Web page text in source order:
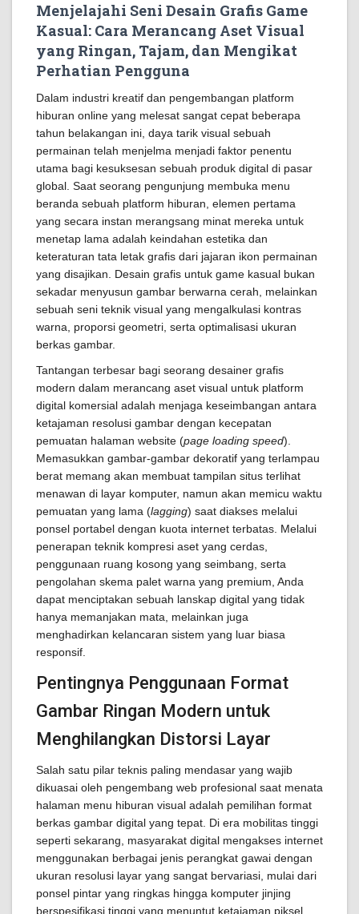
Menjelajahi Seni Desain Grafis Game
Kasual: Cara Merancang Aset Visual
yang Ringan, Tajam, dan Mengikat
Perhatian Pengguna
Dalam industri kreatif dan pengembangan platform
hiburan online yang melesat sangat cepat beberapa
tahun belakangan ini, daya tarik visual sebuah
permainan telah menjelma menjadi faktor penentu
utama bagi kesuksesan sebuah produk digital di pasar
global. Saat seorang pengunjung membuka menu
beranda sebuah platform hiburan, elemen pertama
yang secara instan merangsang minat mereka untuk
menetap lama adalah keindahan estetika dan
keteraturan tata letak grafis dari jajaran ikon permainan
yang disajikan. Desain grafis untuk game kasual bukan
sekadar menyusun gambar berwarna cerah, melainkan
sebuah seni teknik visual yang mengalkulasi kontras
warna, proporsi geometri, serta optimalisasi ukuran
berkas gambar.
Tantangan terbesar bagi seorang desainer grafis
modern dalam merancang aset visual untuk platform
digital komersial adalah menjaga keseimbangan antara
ketajaman resolusi gambar dengan kecepatan
pemuatan halaman website (page loading speed).
Memasukkan gambar-gambar dekoratif yang terlampau
berat memang akan membuat tampilan situs terlihat
menawan di layar komputer, namun akan memicu waktu
pemuatan yang lama (lagging) saat diakses melalui
ponsel portabel dengan kuota internet terbatas. Melalui
penerapan teknik kompresi aset yang cerdas,
penggunaan ruang kosong yang seimbang, serta
pengolahan skema palet warna yang premium, Anda
dapat menciptakan sebuah lanskap digital yang tidak
hanya memanjakan mata, melainkan juga
menghadirkan kelancaran sistem yang luar biasa
responsif.
Pentingnya Penggunaan Format
Gambar Ringan Modern untuk
Menghilangkan Distorsi Layar
Salah satu pilar teknis paling mendasar yang wajib
dikuasai oleh pengembang web profesional saat menata
halaman menu hiburan visual adalah pemilihan format
berkas gambar digital yang tepat. Di era mobilitas tinggi
seperti sekarang, masyarakat digital mengakses internet
menggunakan berbagai jenis perangkat gawai dengan
ukuran resolusi layar yang sangat bervariasi, mulai dari
ponsel pintar yang ringkas hingga komputer jinjing
berspesifikasi tinggi yang menuntut ketajaman piksel